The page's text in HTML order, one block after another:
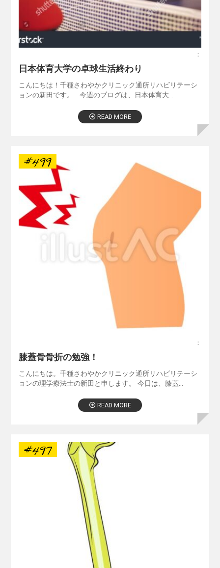
：
日本体育大学の卓球生活終わり
こんにちは！千種さわやかクリニック通所リハビリテーシ
ョンの新田です。 今週のブログは、日本体育大…
READ MORE
#499
：
膝蓋骨骨折の勉強！
こんにちは。千種さわやかクリニック通所リハビリテーシ
ョンの理学療法士の新田と申します。 今日は、膝蓋…
READ MORE
#497